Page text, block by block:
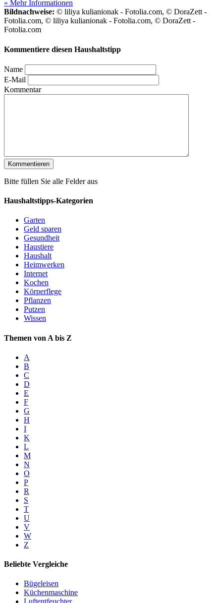
» Mehr Informationen
Bildnachweise: © liliya kulianionak - Fotolia.com, © DoraZett -
Fotolia.com, © liliya kulianionak - Fotolia.com, © DoraZett -
Fotolia.com
Kommentiere diesen Haushaltstipp
Name
E-Mail
Kommentar
Bitte füllen Sie alle Felder aus
Haushaltstipps-Kategorien
Garten
Geld sparen
Gesundheit
Haustiere
Haushalt
Heimwerken
Internet
Kochen
Körperflege
Pflanzen
Putzen
Wissen
Themen von A bis Z
A
B
C
D
E
F
G
H
I
K
L
M
N
O
P
R
S
T
U
V
W
Z
Beliebte Vergleiche
Bügeleisen
Küchenmaschine